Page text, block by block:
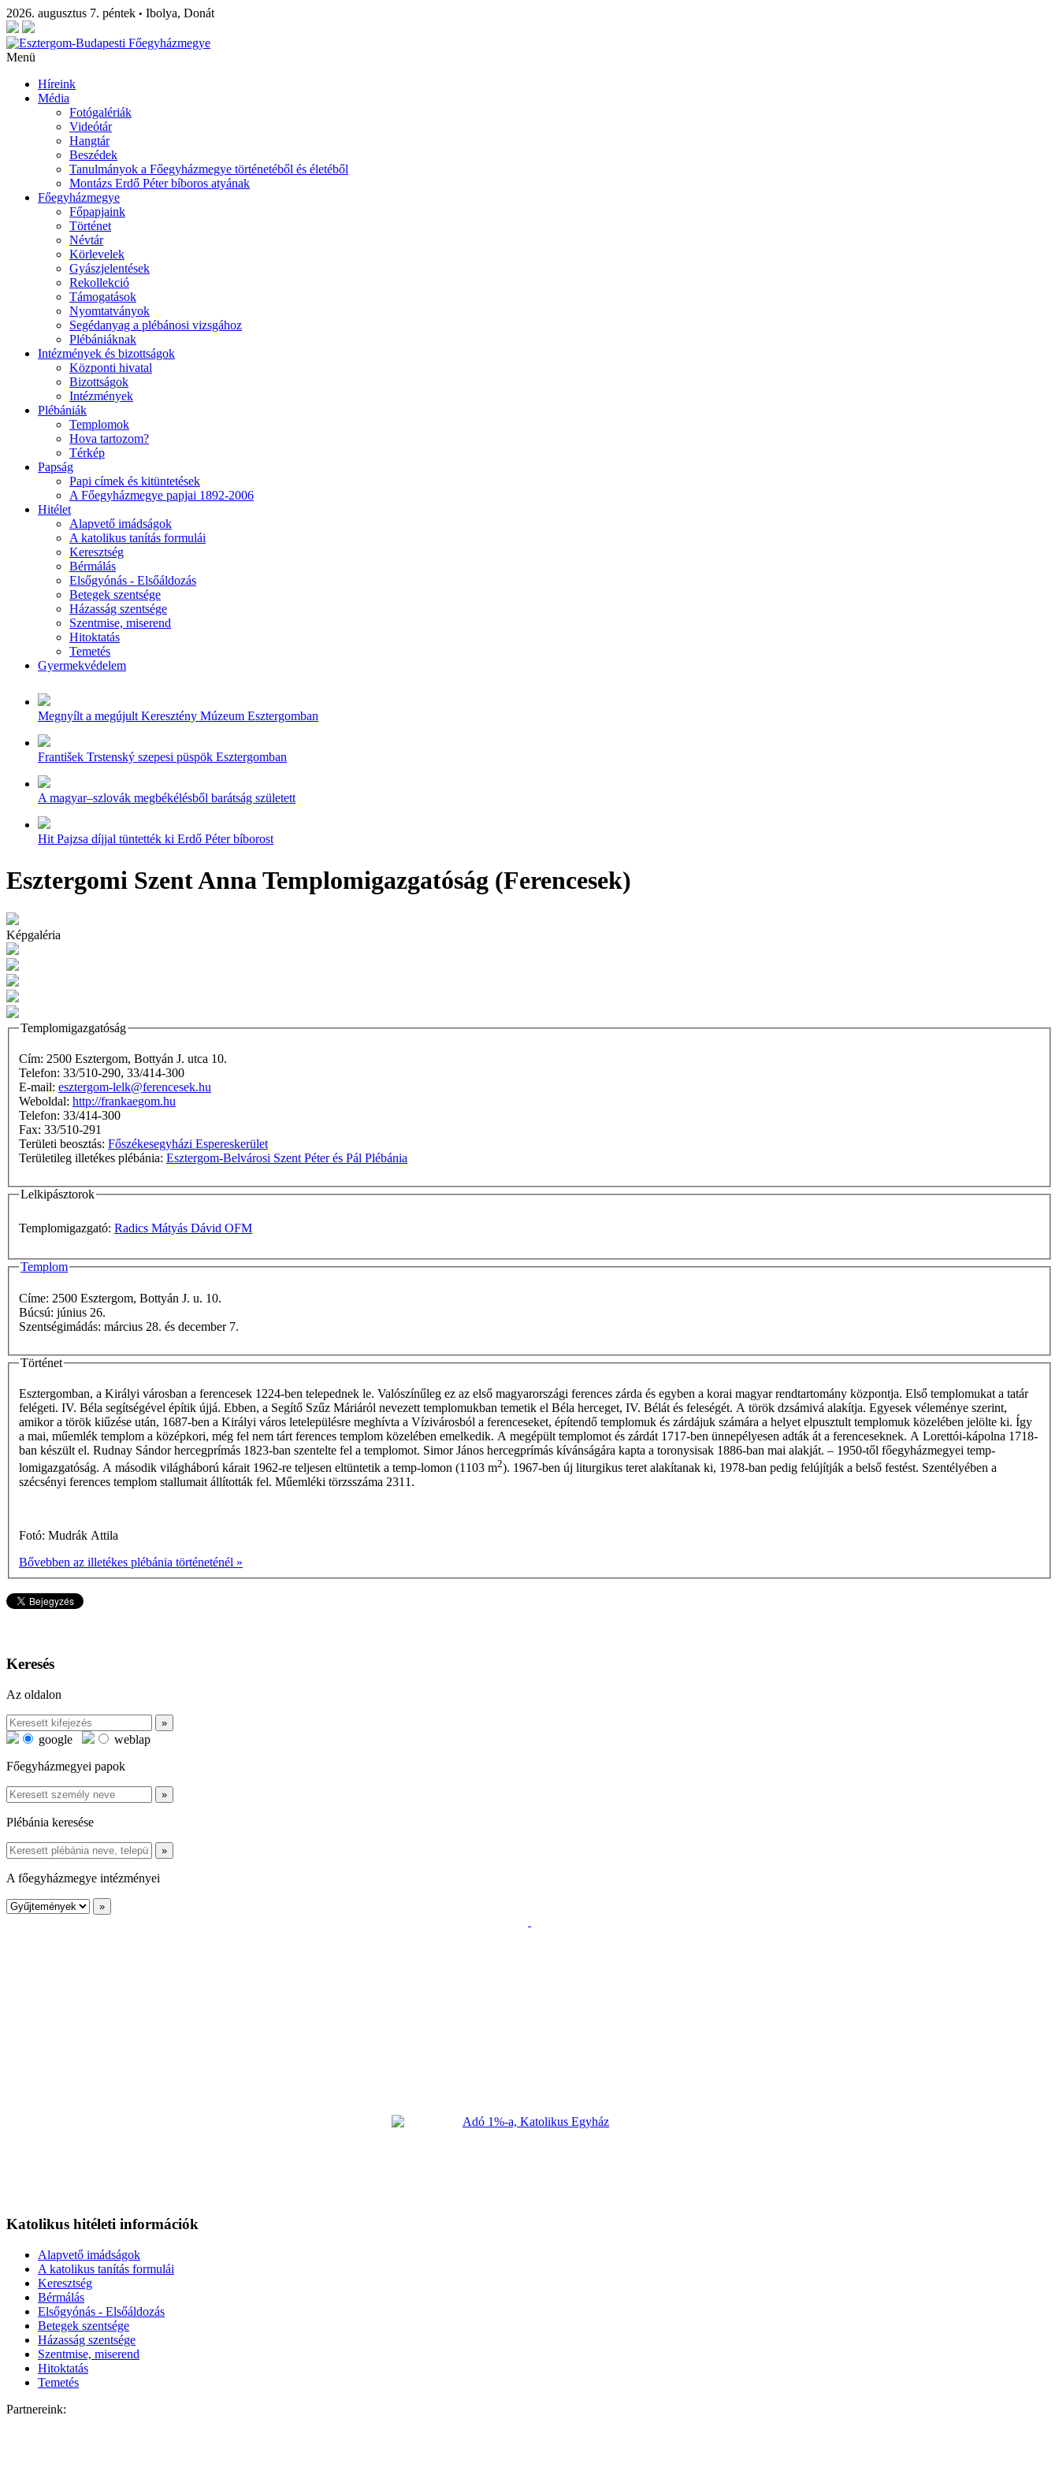
2026. augusztus 7. péntek • Ibolya, Donát
Menü
Híreink
Média
Fotógalériák
Videótár
Hangtár
Beszédek
Tanulmányok a Főegyházmegye történetéből és életéből
Montázs Erdő Péter bíboros atyának
Főegyházmegye
Főpapjaink
Történet
Névtár
Körlevelek
Gyászjelentések
Rekollekció
Támogatások
Nyomtatványok
Segédanyag a plébánosi vizsgához
Plébániáknak
Intézmények és bizottságok
Központi hivatal
Bizottságok
Intézmények
Plébániák
Templomok
Hova tartozom?
Térkép
Papság
Papi címek és kitüntetések
A Főegyházmegye papjai 1892-2006
Hitélet
Alapvető imádságok
A katolikus tanítás formulái
Keresztség
Bérmálás
Elsőgyónás - Elsőáldozás
Betegek szentsége
Házasság szentsége
Szentmise, miserend
Hitoktatás
Temetés
Gyermekvédelem
Megnyílt a megújult Keresztény Múzeum Esztergomban
František Trstenský szepesi püspök Esztergomban
A magyar–szlovák megbékélésből barátság született
Hit Pajzsa díjjal tüntették ki Erdő Péter bíborost
Esztergomi Szent Anna Templomigazgatóság (Ferencesek)
Képgaléria
Templomigazgatóság
Cím: 2500 Esztergom, Bottyán J. utca 10.
Telefon: 33/510-290, 33/414-300
E-mail: esztergom-lelk@ferencesek.hu
Weboldal: http://frankaegom.hu
Telefon: 33/414-300
Fax: 33/510-291
Területi beosztás: Főszékesegyházi Espereskerület
Területileg illetékes plébánia: Esztergom-Belvárosi Szent Péter és Pál Plébánia
Lelkipásztorok
Templomigazgató: Radics Mátyás Dávid OFM
Templom
Címe: 2500 Esztergom, Bottyán J. u. 10.
Búcsú: június 26.
Szentségimádás: március 28. és december 7.
Történet
Esztergomban, a Királyi városban a ferencesek 1224-ben telepednek le. Valószínűleg ez az első magyarországi ferences zárda és egyben a korai magyar rendtartomány központja. Első templomukat a tatár
felégeti. IV. Béla segítségével építik újjá. Ebben, a Segítő Szűz Máriáról nevezett templomukban temetik el Béla herceget, IV. Bélát és feleségét. A török dzsámivá alakítja. Egyesek véleménye szerint,
amikor a török kiűzése után, 1687-ben a Királyi város letelepülésre meghívta a Vízivárosból a ferenceseket, építendő templomuk és zárdájuk számára a helyet elpusztult templomuk közelében jelölte ki. Így
a mai, műemlék templom a középkori, még fel nem tárt ferences templom közelében emelkedik. A megépült templomot és zárdát 1717-ben ünnepélyesen adták át a ferenceseknek. A Lorettói-kápolna 1718-
ban készült el. Rudnay Sándor hercegprímás 1823-ban szentelte fel a templomot. Simor János hercegprímás kívánságára kapta a toronysisak 1886-ban mai alakját. – 1950-től főegyházmegyei temp-
lomigazgatóság. A második világháború kárait 1962-re teljesen eltüntetik a temp-lomon (1103 m2). 1967-ben új liturgikus teret alakítanak ki, 1978-ban pedig felújítják a belső festést. Szentélyében a
szécsényi ferences templom stallumait állították fel. Műemléki törzsszáma 2311.
Fotó: Mudrák Attila
Bővebben az illetékes plébánia történeténél »
Keresés
Az oldalon
google
weblap
Főegyházmegyei papok
Plébánia keresése
A főegyházmegye intézményei
Katolikus hitéleti információk
Alapvető imádságok
A katolikus tanítás formulái
Keresztség
Bérmálás
Elsőgyónás - Elsőáldozás
Betegek szentsége
Házasság szentsége
Szentmise, miserend
Hitoktatás
Temetés
Partnereink: